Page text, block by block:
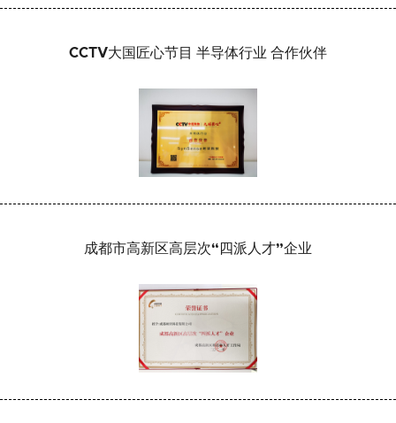
CCTV大国匠心节目 半导体行业 合作伙伴
成都市高新区高层次“四派人才”企业